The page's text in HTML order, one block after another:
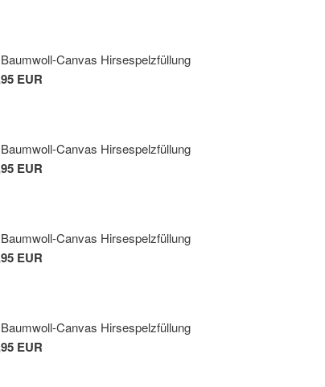
Baumwoll-Canvas Hirsespelzfüllung
EUR
Baumwoll-Canvas Hirsespelzfüllung
EUR
Baumwoll-Canvas Hirsespelzfüllung
EUR
Baumwoll-Canvas Hirsespelzfüllung
EUR